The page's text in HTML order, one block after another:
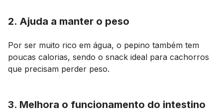
2. Ajuda a manter o peso
Por ser muito rico em água, o pepino também tem
poucas calorias, sendo o snack ideal para cachorros
que precisam perder peso.
3. Melhora o funcionamento do intestino